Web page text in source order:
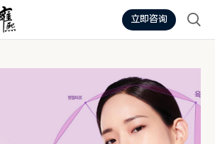
立即咨询